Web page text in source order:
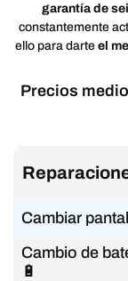
garantía de
constantemente
ello para darte el
Precios
Cambiar
Cambio de
🔋